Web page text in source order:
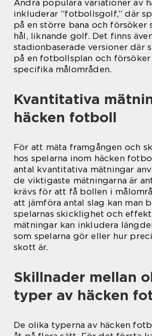
Andra populära variationer av
inkluderar ”fotbollsgolf,” där
på en större bana och försöker
hål, liknande golf. Det finns
stadionbaserade versioner där
på en fotbollsplan och
specifika målområden.
Kvantitativa
häcken fotboll
För att mäta framgången och
hos spelarna inom häcken
antal kvantitativa mätningar
de viktigaste mätningarna är
krävs för att få bollen i
att jämföra antal slag kan man
spelarnas skicklighet och
mätningar kan inkludera
som spelarna gör eller hur
skott är.
Skillnader mellan
typer av häcken
De olika typerna av häcken